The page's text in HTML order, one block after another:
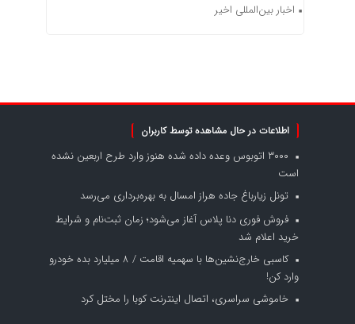
اخبار بین‌المللی اخیر
اطلاعات در حال مشاهده توسط کاربران
۳۰۰۰ اتوبوس وعده داده شده هنوز وارد طرح اربعین نشده
است
تونل زیارباغ جاده هراز امسال به بهره‌برداری می‌رسد
فروش فوری دنا پلاس آغاز می‌شود؛ زمان ثبت‌نام و شرایط
خرید اعلام شد
کاسبی خارج‌نشین‌ها با سهمیه اقامت / ۸ میلیارد بده خودرو
وارد کن!
خاموشی سراسری، اتصال اینترنت کوبا را مختل کرد